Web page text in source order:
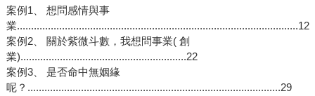
案例1、 想問感情與事
業....................................................................................................12
案例2、 關於紫微斗數，我想問事業( 創
業)...........................................................22
案例3、 是否命中無姻緣
呢？..........................................................................................29